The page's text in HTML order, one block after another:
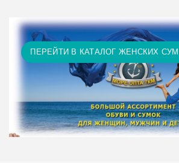
ПЕРЕЙТИ В КАТАЛОГ ЖЕНСКИХ